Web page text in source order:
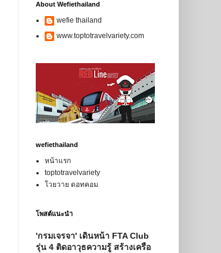
About Wefiethailand
wefie thailand
www.toptotravelvariety.com
wefiethailand
หน้าแรก
toptotravelvariety
โวยวาย ดอทคอม
โพสต์แนะนำ
'กรมเจรจา' เดินหน้า FTA Club
รุ่น 4 ติดอาวุธความรู้ สร้างเครือ